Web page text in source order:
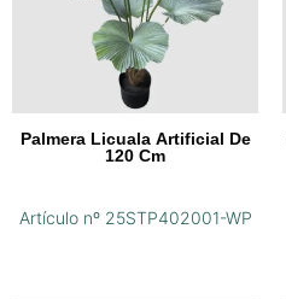
Palmera Licuala Artificial De
120 Cm
Artículo nº 25STP402001-WP